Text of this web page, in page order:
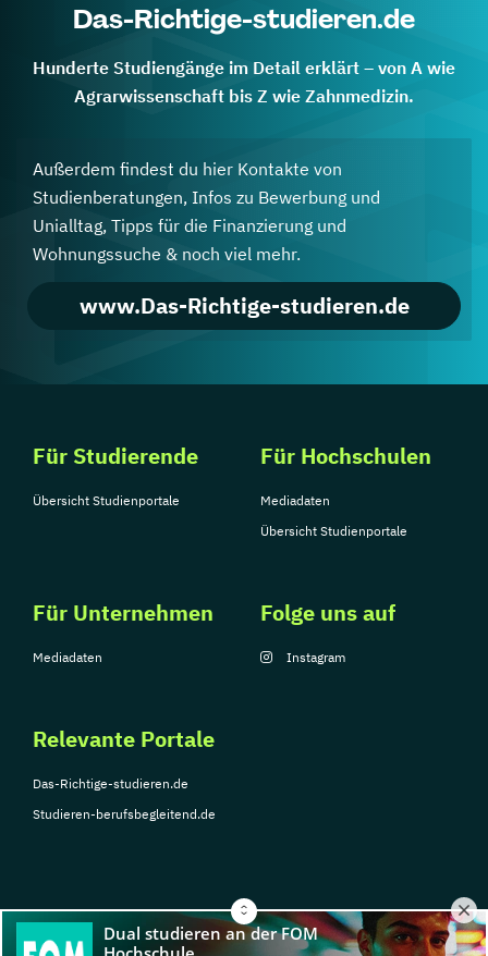
Das-Richtige-studieren.de
Hunderte Studiengänge im Detail erklärt – von A wie
Agrarwissenschaft bis Z wie Zahnmedizin.
Außerdem findest du hier Kontakte von
Studienberatungen, Infos zu Bewerbung und
Unialltag, Tipps für die Finanzierung und
Wohnungssuche & noch viel mehr.
www.Das-Richtige-studieren.de
Für Studierende
Übersicht Studienportale
Für Hochschulen
Mediadaten
Übersicht Studienportale
Für Unternehmen
Mediadaten
Relevante Portale
Das-Richtige-studieren.de
Studieren-berufsbegleitend.de
Folge uns auf
Instagram